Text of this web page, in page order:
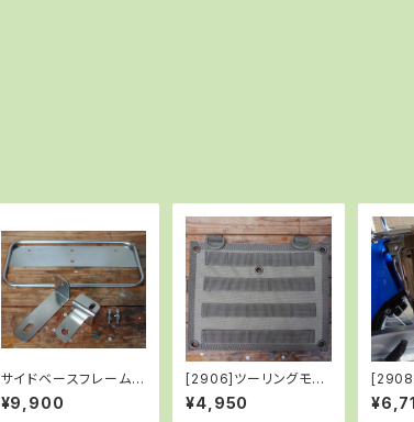
サイドベースフレーム/
スーパーカブ・クロスカ
ブ・C125
¥9,900
[2906]ツーリングモー
ルベース(M)/TAN
¥4,950
A-
ROWN